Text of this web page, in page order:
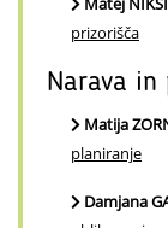
prizorišča
Narava in
Matija
planiranje
Damjana